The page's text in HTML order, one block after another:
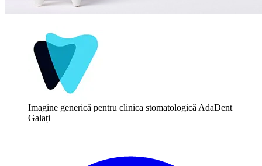
Imagine generică pentru clinica stomatologică AdaDent
Galați